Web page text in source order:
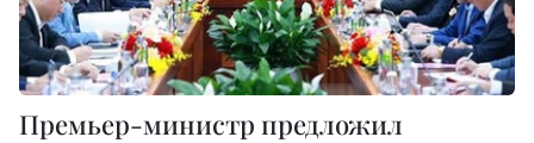
Премьер-министр предложил